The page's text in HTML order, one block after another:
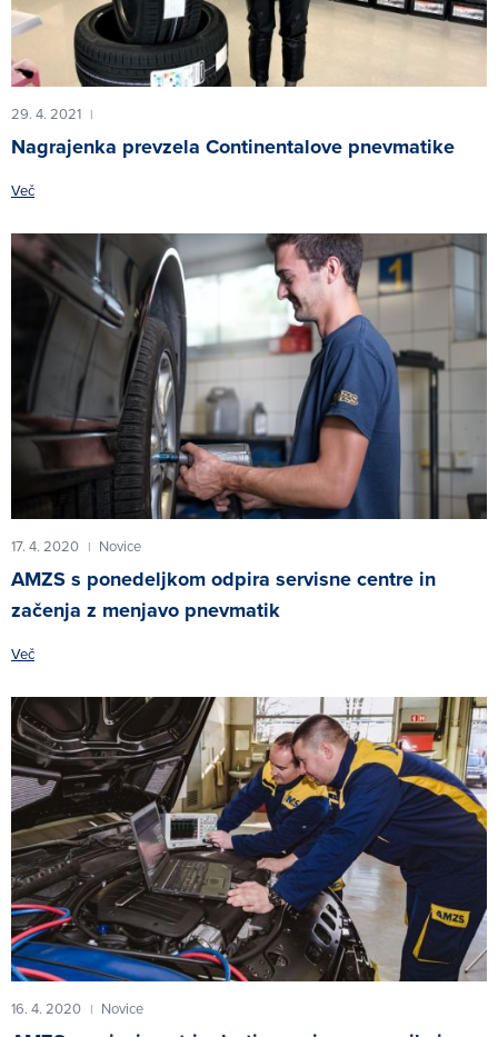
29. 4. 2021 |
Nagrajenka prevzela Continentalove pnevmatike
Več
17. 4. 2020 | Novice
AMZS s ponedeljkom odpira servisne centre in
začenja z menjavo pnevmatik
Več
16. 4. 2020 | Novice